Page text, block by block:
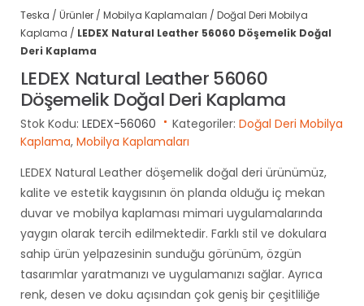
Teska / Ürünler / Mobilya Kaplamaları / Doğal Deri Mobilya
Kaplama / LEDEX Natural Leather 56060 Döşemelik Doğal
Deri Kaplama
LEDEX Natural Leather 56060
Döşemelik Doğal Deri Kaplama
Stok Kodu: LEDEX-56060 Kategoriler: Doğal Deri Mobilya
Kaplama, Mobilya Kaplamaları
LEDEX Natural Leather döşemelik doğal deri ürünümüz,
kalite ve estetik kaygısının ön planda olduğu iç mekan
duvar ve mobilya kaplaması mimari uygulamalarında
yaygın olarak tercih edilmektedir. Farklı stil ve dokulara
sahip ürün yelpazesinin sunduğu görünüm, özgün
tasarımlar yaratmanızı ve uygulamanızı sağlar. Ayrıca
renk, desen ve doku açısından çok geniş bir çeşitliliğe